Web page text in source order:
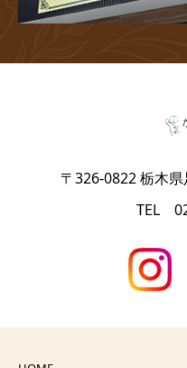
〒326-0822 栃木
TEL